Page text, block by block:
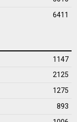
6411
1147
2125
1275
893